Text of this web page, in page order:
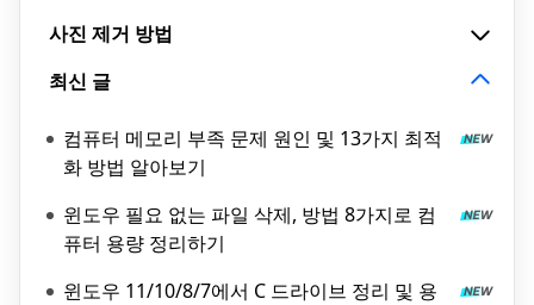
사진 제거 방법
최신 글
컴퓨터 메모리 부족 문제 원인 및 13가지 최적
화 방법 알아보기
윈도우 필요 없는 파일 삭제, 방법 8가지로 컴
퓨터 용량 정리하기
윈도우 11/10/8/7에서 C 드라이브 정리 및 용